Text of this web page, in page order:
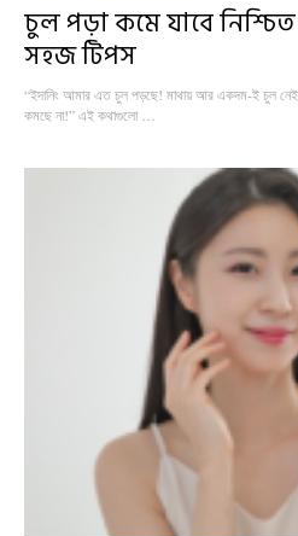
চুল পড়া কমে যাবে
সহজ টিপস
“ইদানিং আমার এত চুল পড়ছে! মাথায় আর একদম-ই চুল
কমছে না!” এই কথাগুলো …